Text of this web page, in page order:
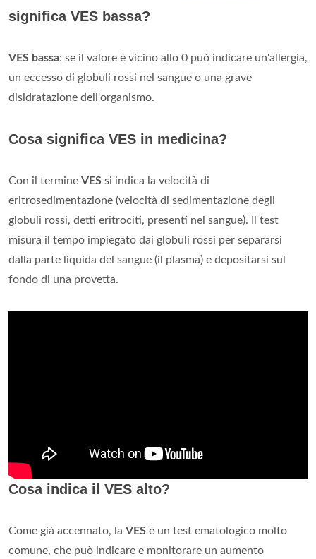
significa VES bassa?
VES bassa: se il valore è vicino allo 0 può indicare un'allergia,
un eccesso di globuli rossi nel sangue o una grave
disidratazione dell'organismo.
Cosa significa VES in medicina?
Con il termine VES si indica la velocità di
eritrosedimentazione (velocità di sedimentazione degli
globuli rossi, detti eritrociti, presenti nel sangue). Il test
misura il tempo impiegato dai globuli rossi per separarsi
dalla parte liquida del sangue (il plasma) e depositarsi sul
fondo di una provetta.
Cosa indica il VES alto?
Come già accennato, la VES è un test ematologico molto
comune, che può indicare e monitorare un aumento